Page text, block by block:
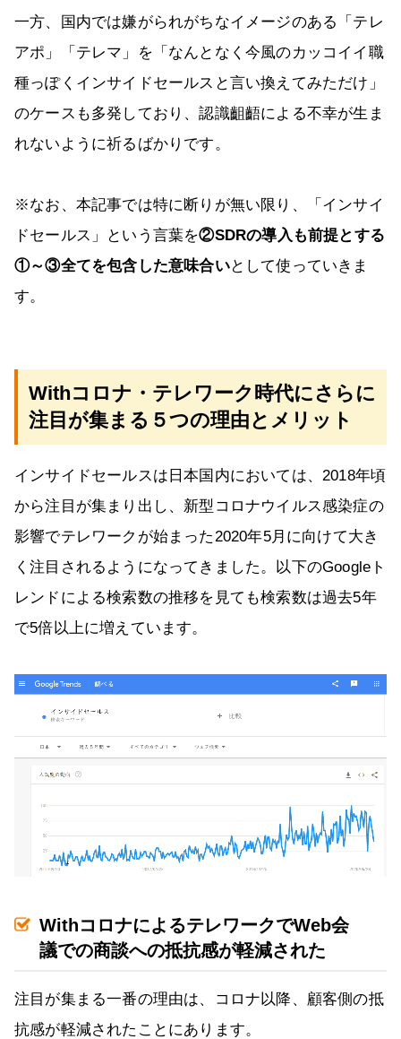
一方、国内では嫌がられがちなイメージのある「テレ
アポ」「テレマ」を「なんとなく今風のカッコイイ職
種っぽくインサイドセールスと言い換えてみただけ」
のケースも多発しており、認識齟齬による不幸が生ま
れないように祈るばかりです。
※なお、本記事では特に断りが無い限り、「インサイ
ドセールス」という言葉を②SDRの導入も前提とする
①～③全てを包含した意味合いとして使っていきま
す。
Withコロナ・テレワーク時代にさらに
注目が集まる５つの理由とメリット
インサイドセールスは日本国内においては、2018年頃
から注目が集まり出し、新型コロナウイルス感染症の
影響でテレワークが始まった2020年5月に向けて大き
く注目されるようになってきました。以下のGoogleト
レンドによる検索数の推移を見ても検索数は過去5年
で5倍以上に増えています。
WithコロナによるテレワークでWeb会
議での商談への抵抗感が軽減された
注目が集まる一番の理由は、コロナ以降、顧客側の抵
抗感が軽減されたことにあります。